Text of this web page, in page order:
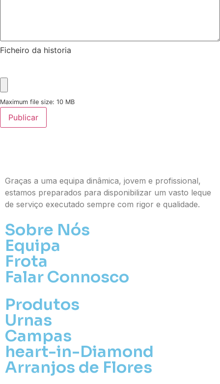
Ficheiro da historia
Maximum file size: 10 MB
Publicar
Graças a uma equipa dinâmica, jovem e profissional,
estamos preparados para disponibilizar um vasto leque
de serviço executado sempre com rigor e qualidade.
Sobre Nós
Equipa
Frota
Falar Connosco
Produtos
Urnas
Campas
heart-in-Diamond
Arranjos de Flores